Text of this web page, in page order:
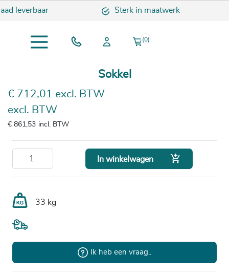
leverbaar Sterk in maatwerk
(0)
Sokkel
€ 712,01 excl. BTW
excl. BTW
€ 861,53 incl. BTW
In winkelwagen 
33 kg
Ik heb een vraag..